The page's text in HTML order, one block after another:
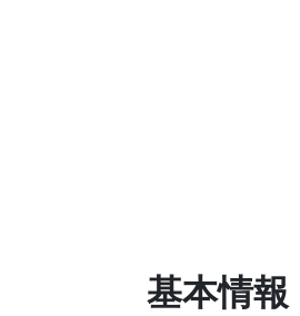
基本情報